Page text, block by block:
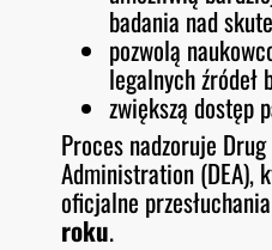
badania nad
pozwolą
legalnych źródeł
zwiększą dostęp
Proces nadzoruje
Administration (DEA),
oficjalne
roku.